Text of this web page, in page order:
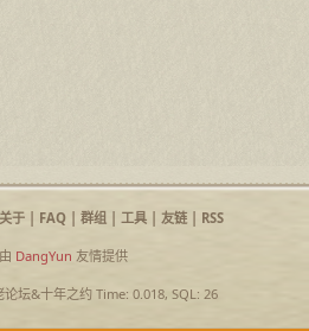
关于| FAQ| 群组| 工具| 友链| RSS
DangYun 友情提供
论坛&十年之约Time: 0.018, SQL: 26